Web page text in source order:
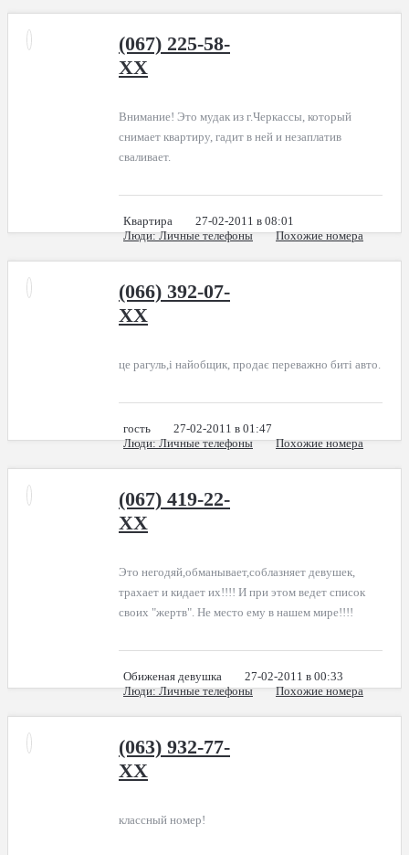
(067) 225-58-
XX
Внимание! Это мудак из г.Черкассы, который
снимает квартиру, гадит в ней и незаплатив
сваливает.
Квартира
27-02-2011 в 08:01
Люди: Личные телефоны Похожие номера
(066) 392-07-
XX
це рагуль,і найобщик, продає переважно биті авто.
гость
27-02-2011 в 01:47
Люди: Личные телефоны Похожие номера
(067) 419-22-
XX
Это негодяй,обманывает,соблазняет девушек,
трахает и кидает их!!!! И при этом ведет список
своих "жертв". Не место ему в нашем мире!!!!
Обиженая девушка
27-02-2011 в 00:33
Люди: Личные телефоны Похожие номера
(063) 932-77-
XX
классный номер!